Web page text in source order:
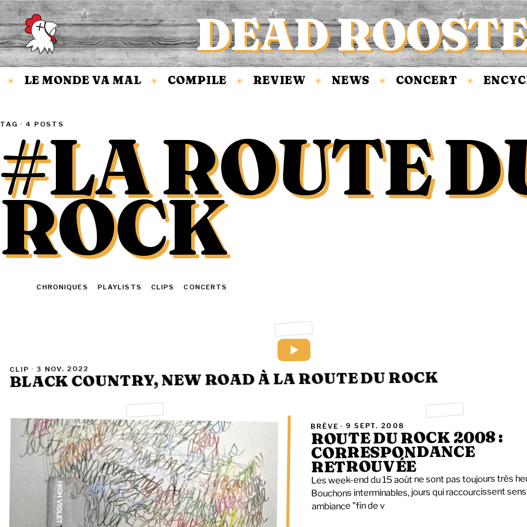
Accueil DEAD
LE MONDE VA MAL ✳ COMPILE ✳ REVIEW ✳ NEWS ✳ CONCERT ✳
TAG · 4 POSTS
#LA ROUTE
ROCK
CHRONIQUES PLAYLISTS CLIPS CONCERTS
CLIP ·3 NOV. 2022
BLACK COUNTRY, NEW ROAD À LA ROUTE DU ROCK
BRÈVE ·9 SEPT. 2008
ROUTE DU ROCK 2008 :
CORRESPONDANCE
RETROUVÉE
Les week-end du 15 août ne sont pas toujours très
Bouchons interminables, jours qui raccourcissent
ambiance "fin de v